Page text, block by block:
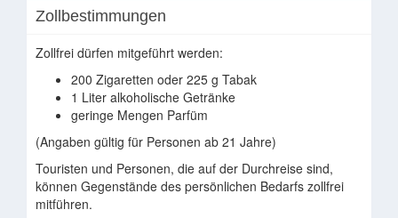
Zollbestimmungen
Zollfrei dürfen mitgeführt werden:
200 Zigaretten oder 225 g Tabak
1 Liter alkoholische Getränke
geringe Mengen Parfüm
(Angaben gültig für Personen ab 21 Jahre)
Touristen und Personen, die auf der Durchreise sind,
können Gegenstände des persönlichen Bedarfs zollfrei
mitführen.